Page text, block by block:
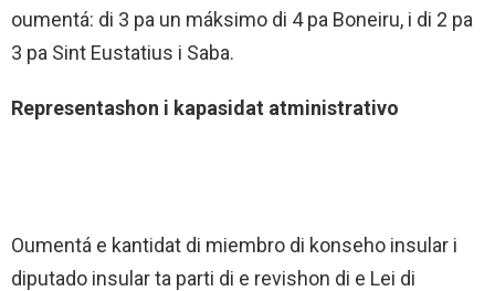
oumentá: di 3 pa un máksimo di 4 pa Boneiru, i di 2 pa
3 pa Sint Eustatius i Saba.
Representashon i kapasidat atministrativo
Oumentá e kantidat di miembro di konseho insular i
diputado insular ta parti di e revishon di e Lei di